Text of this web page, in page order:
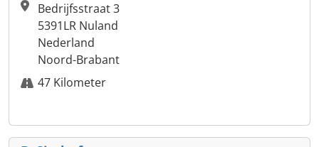
Bedrijfsstraat 3
5391LR Nuland
Nederland
Noord-Brabant
47 Kilometer